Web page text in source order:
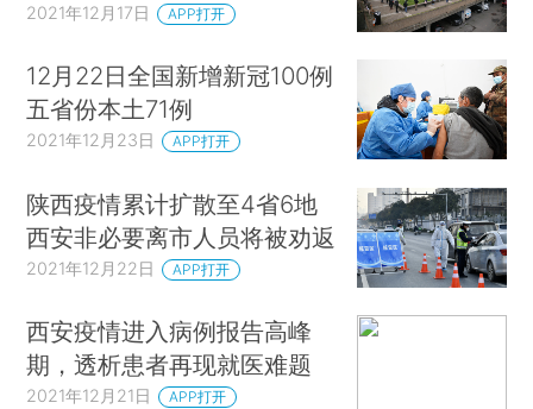
2021年12月17日 APP打开
12月22日全国新增新冠100例
五省份本土71例
2021年12月23日 APP打开
陕西疫情累计扩散至4省6地
西安非必要离市人员将被劝返
2021年12月22日 APP打开
西安疫情进入病例报告高峰
期，透析患者再现就医难题
2021年12月21日 APP打开